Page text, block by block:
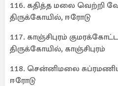
116. கதித்த மலை வெற்றி
திருக்கோயில், ஈரோடு
117. காஞ்சிபுரம்
திருக்கோயில், காஞ்சிபுரம்
118. சென்னிமலை
ஈரோடு